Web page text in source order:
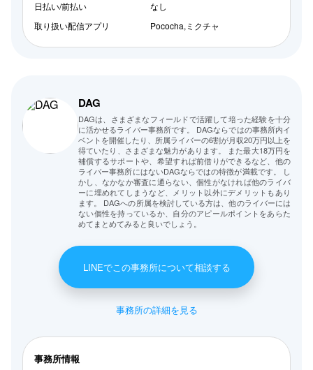
日払い/前払い
なし
取り扱い配信アプリ
Pococha,ミクチャ
DAG
DAGは、さまざまなフィールドで活躍して培った経験を十分
に活かせるライバー事務所です。 DAGならではの事務所内イ
ベントを開催したり、所属ライバーの6割が月収20万円以上を
得ていたり、さまざまな魅力があります。 また最大18万円を
補償するサポートや、希望すれば前借りができるなど、他の
ライバー事務所にはないDAGならではの特徴が満載です。 し
かし、なかなか審査に通らない、個性がなければ他のライバ
ーに埋めれてしまうなど、メリット以外にデメリットもあり
ます。 DAGへの所属を検討している方は、他のライバーには
ない個性を持っているか、自分のアピールポイントをあらた
めてまとめてみると良いでしょう。
LINEでこの事務所について相談する
事務所の詳細を見る
事務所情報